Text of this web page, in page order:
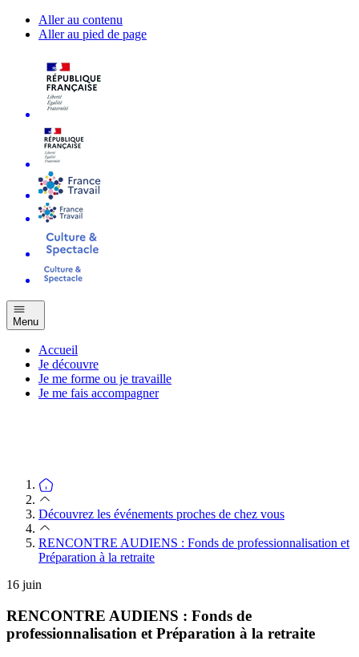
Aller au contenu
Aller au pied de page
Menu
Accueil
Je découvre
Je me forme ou je travaille
Je me fais accompagner
Découvrez les événements proches de chez vous
RENCONTRE AUDIENS : Fonds de professionnalisation et
Préparation à la retraite
16 juin
RENCONTRE AUDIENS : Fonds de
professionnalisation et Préparation à la retraite